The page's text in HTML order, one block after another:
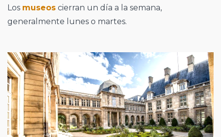
Los museos cierran un día a la semana,
generalmente lunes o martes.